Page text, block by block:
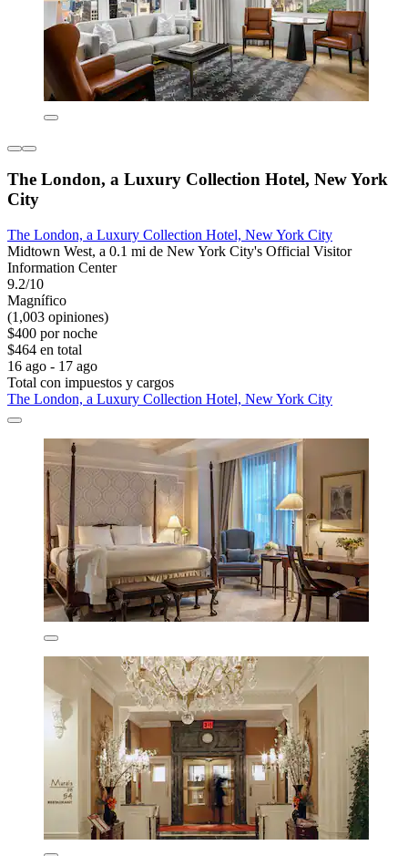
The London, a Luxury Collection Hotel, New York
City
The London, a Luxury Collection Hotel, New York City
Midtown West, a 0.1 mi de New York City's Official Visitor
Information Center
9.2/10
Magnífico
(1,003 opiniones)
$400 por noche
$464 en total
16 ago - 17 ago
Total con impuestos y cargos
The London, a Luxury Collection Hotel, New York City